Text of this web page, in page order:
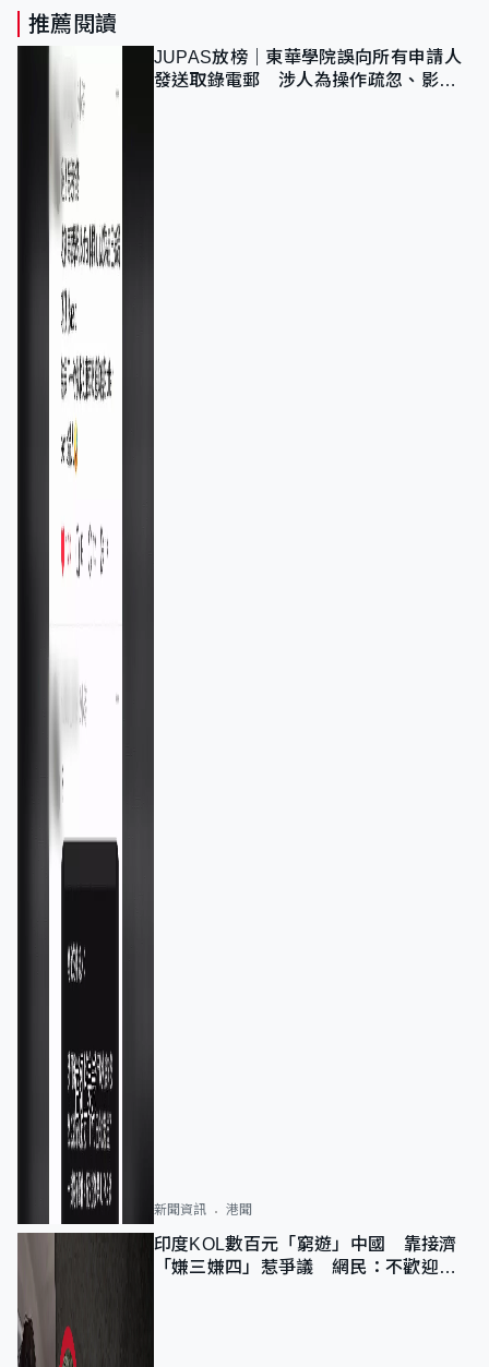
推薦閱讀
JUPAS放榜｜東華學院誤向所有申請人
發送取錄電郵 涉人為操作疏忽、影響
新聞資訊 港聞
印度KOL數百元「窮遊」中國 靠接濟
「嫌三嫌四」惹爭議 網民：不歡迎劣